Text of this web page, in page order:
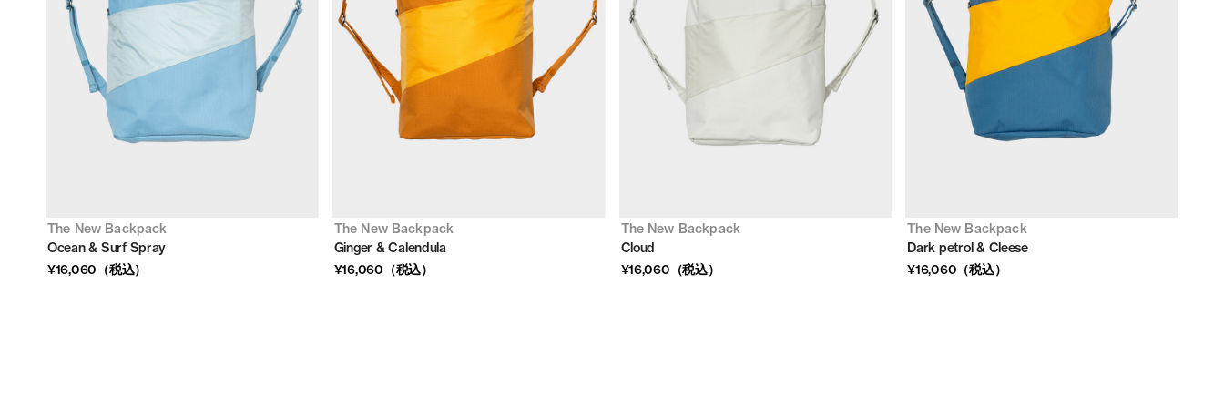
The New Backpack
Ocean & Surf Spray
¥16,060（税込）
The New Backpack
Ginger & Calendula
¥16,060（税込）
The New Backpack
Cloud
¥16,060（税込）
The New Backpack
Dark petrol & Cleese
¥16,060（税込）